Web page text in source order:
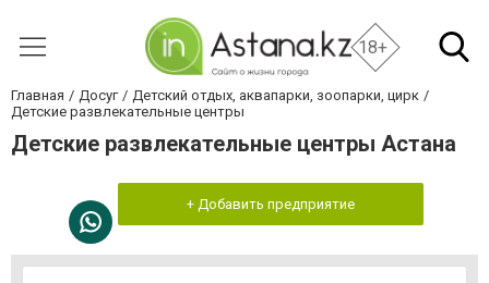
18+
Главная Досуг
Детский отдых, аквапарки, зоопарки, цирк
Детские развлекательные центры
Детские развлекательные центры Астана
+ Добавить предприятие